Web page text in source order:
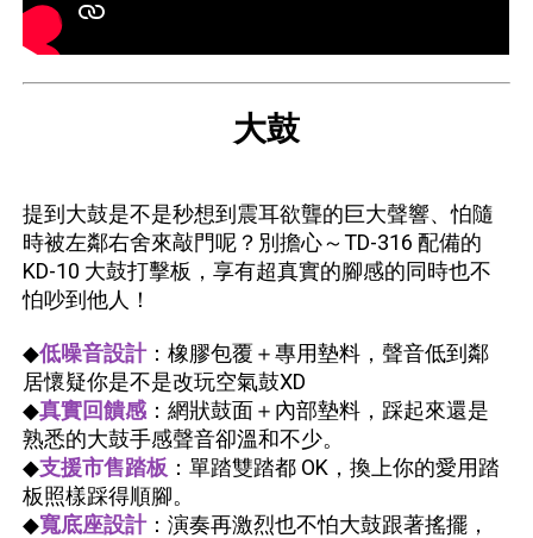
大鼓
提到大鼓是不是秒想到震耳欲聾的巨大聲響、怕隨
時被左鄰右舍來敲門呢？別擔心～TD-316 配備的
KD-10 大鼓打擊板，享有超真實的腳感的同時也不
怕吵到他人！
◆低噪音設計：橡膠包覆＋專用墊料，聲音低到鄰
居懷疑你是不是改玩空氣鼓XD
◆真實回饋感 ：網狀鼓面＋內部墊料，踩起來還是
熟悉的大鼓手感聲音卻溫和不少。
◆支援市售踏板 ：單踏雙踏都 OK，換上你的愛用踏
板照樣踩得順腳。
◆寬底座設計：演奏再激烈也不怕大鼓跟著搖擺，